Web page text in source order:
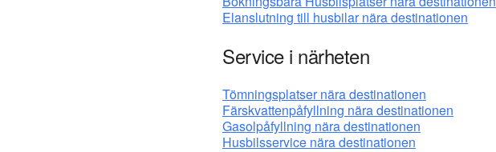
Elanslutning till husbilar nära destinationen
Service i närheten
Tömningsplatser nära destinationen
Färskvattenpåfyllning nära destinationen
Gasolpåfyllning nära destinationen
Husbilsservice nära destinationen